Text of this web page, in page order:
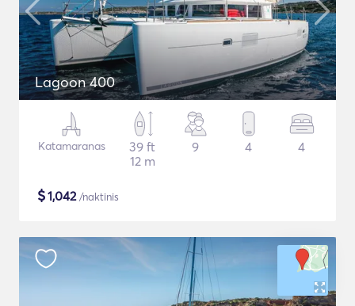
Lagoon 400
Katamaranas
39 ft
12 m
9 4 4
$1,042/naktinis